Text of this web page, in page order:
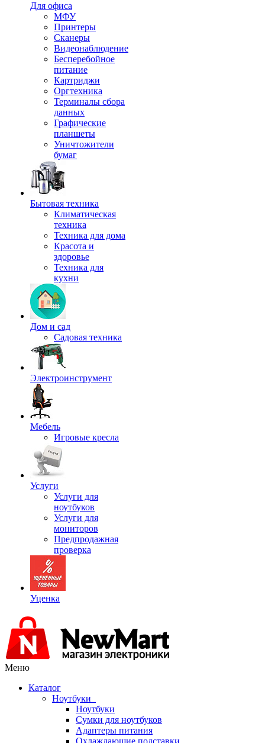
Для офиса
МФУ
Принтеры
Сканеры
Видеонаблюдение
Бесперебойное
питание
Картриджи
Оргтехника
Терминалы сбора
данных
Графические
планшеты
Уничтожители
бумаг
Бытовая техника
Климатическая
техника
Техника для дома
Красота и
здоровье
Техника для
кухни
Дом и сад
Садовая техника
Электроинструмент
Мебель
Игровые кресла
Услуги
Услуги для
ноутбуков
Услуги для
мониторов
Предпродажная
проверка
Уценка
Меню
Каталог
Ноутбуки
Ноутбуки
Сумки для ноутбуков
Адаптеры питания
Охлаждающие подставки